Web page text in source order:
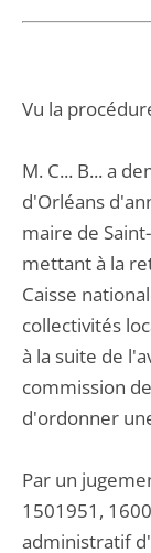
Vu la
M. C... B... a
d'Orléans
maire de
mettant à la
Caisse
collectivités
à la suite de
commission
d'ordonner
Par un
1501951,
administratif